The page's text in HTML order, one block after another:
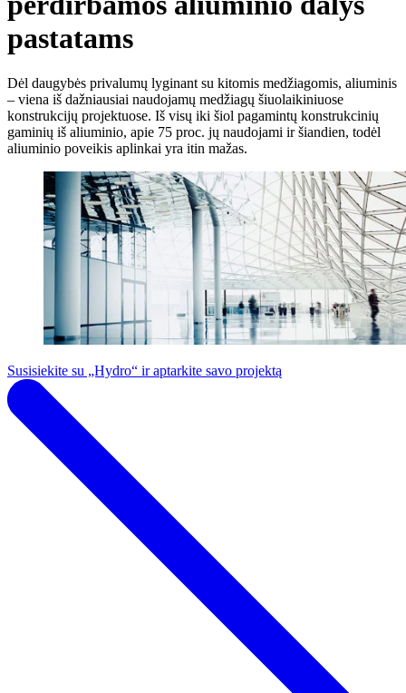
pastatams
Dėl daugybės privalumų lyginant su kitomis medžiagomis, aliuminis
– viena iš dažniausiai naudojamų medžiagų šiuolaikiniuose
konstrukcijų projektuose. Iš visų iki šiol pagamintų konstrukcinių
gaminių iš aliuminio, apie 75 proc. jų naudojami ir šiandien, todėl
aliuminio poveikis aplinkai yra itin mažas.
Susisiekite su „Hydro“ ir aptarkite savo projektą